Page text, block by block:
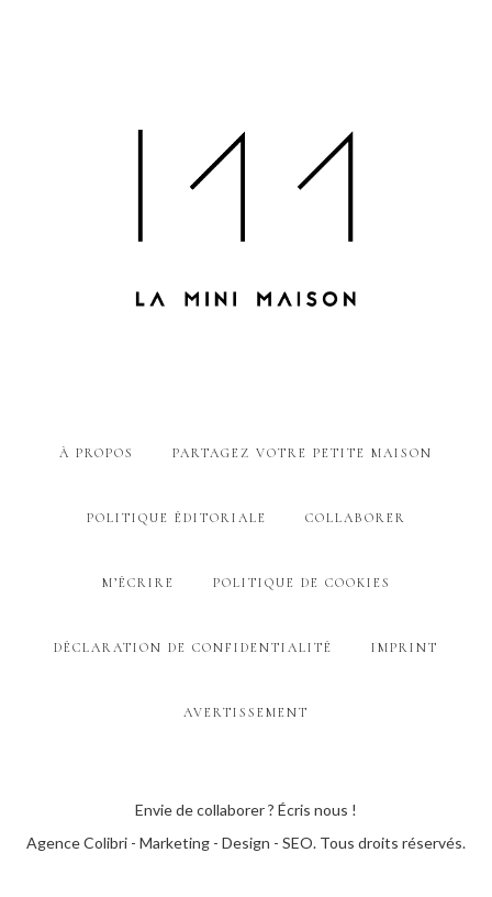
À PROPOS PARTAGEZ VOTRE PETITE MAISON
POLITIQUE ÉDITORIALE COLLABORER
M’ÉCRIRE POLITIQUE DE COOKIES
DÉCLARATION DE CONFIDENTIALITÉ IMPRINT
AVERTISSEMENT
Envie de collaborer ? Écris nous !
Agence Colibri - Marketing - Design - SEO. Tous droits réservés.